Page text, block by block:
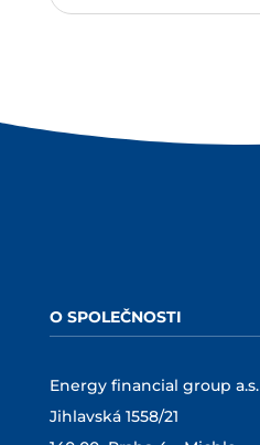
O SPOLEČNOSTI
Energy financial group a.s.
Jihlavská 1558/21